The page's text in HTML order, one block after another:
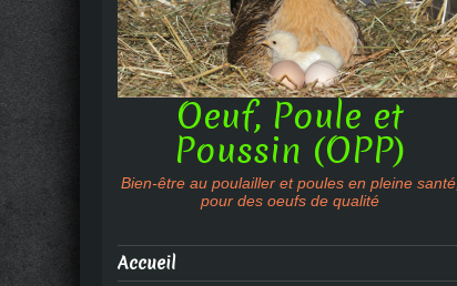
Oeuf, Poule et
Poussin (OPP)
Bien-être au poulailler et poules en pleine santé,
pour des oeufs de qualité
Accueil